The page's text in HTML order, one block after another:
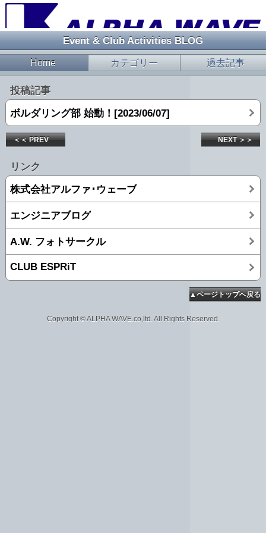
Event & Club Activities BLOG
Home カテゴリー 過去記事
投稿記事
ボルダリング部 始動！[2023/06/07]
＜＜ PREV NEXT ＞＞
リンク
株式会社アルファ･ウェーブ
エンジニアブログ
A.W. フォトサークル
CLUB ESPRiT
▲ページトップへ戻る
Copyright © ALPHA WAVE.co,ltd. All Rights Reserved.